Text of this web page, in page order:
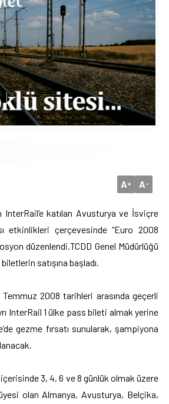
A+ A-
InterRail’e katılan Avusturya ve İsviçre
etkinlikleri çerçevesinde “Euro 2008
düzenlendi.TCDD Genel Müdürlüğü
satışına başladı.
Temmuz 2008 tarihleri arasında geçerli
InterRail 1 ülke pass bileti almak yerine
gezme fırsatı sunularak, şampiyona
3, 4, 6 ve 8 günlük olmak üzere
olan Almanya, Avusturya, Belçika,